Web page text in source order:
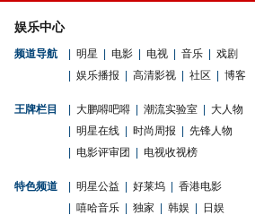
娱乐中心
频道导航 明星 电影 电视 音乐
戏剧
娱乐播报 高清影视 社区 博客
王牌栏目 大鹏嘚吧嘚 潮流实验室
大人物
明星在线 时尚周报
先锋人物
电影评审团 电视收视榜
特色频道 明星公益 好莱坞
香港电影
嘻哈音乐 独家 韩娱 日娱